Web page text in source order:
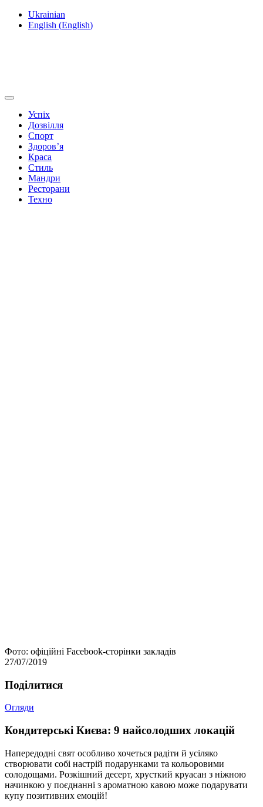
Ukrainian
English (English)
Успіх
Дозвілля
Спорт
Здоров’я
Краса
Стиль
Мандри
Ресторани
Техно
Фото: офіційні Facebook-сторінки закладів
27/07/2019
Подiлитися
Огляди
Кондитерські Києва: 9 найсолодших локацій
Напередодні свят особливо хочеться радіти й усіляко
створювати собі настрій подарунками та кольоровими
солодощами. Розкішний десерт, хрусткий круасан з ніжною
начинкою у поєднанні з ароматною кавою може подарувати
купу позитивних емоцій!